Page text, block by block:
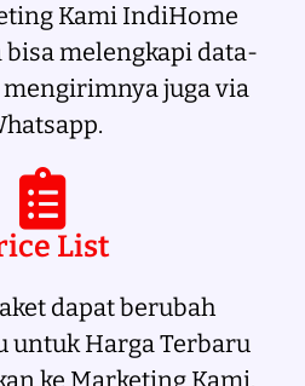
Kami IndiHome
bisa melengkapi data-
mengirimnya juga via
List
dapat berubah
untuk Harga Terbaru